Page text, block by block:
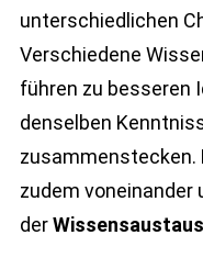
unterschiedlichen
Verschiedene
führen zu besseren
denselben
zusammenstecken.
zudem voneinander
der